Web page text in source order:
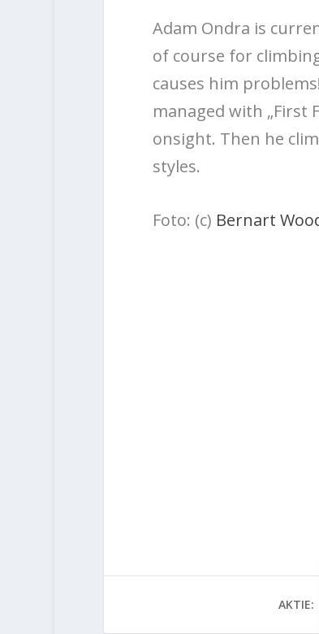
Adam Ondra is
of course for
causes him
managed with „First
onsight. Then he
styles.
Foto: (c) Bernart
AKTIE: